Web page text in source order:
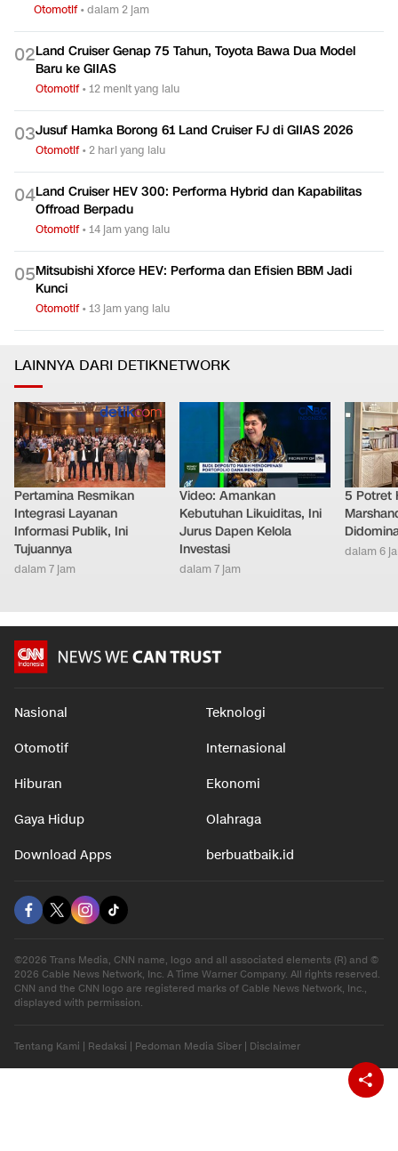
Otomotif•dalam 2 jam
02Land Cruiser Genap 75 Tahun, Toyota Bawa Dua Model
Baru ke GIIAS
Otomotif•12 menit yang lalu
03Jusuf Hamka Borong 61 Land Cruiser FJ di GIIAS 2026
Otomotif•2 hari yang lalu
04Land Cruiser HEV 300: Performa Hybrid dan Kapabilitas
Offroad Berpadu
Otomotif•14 jam yang lalu
05Mitsubishi Xforce HEV: Performa dan Efisien BBM Jadi
Kunci
Otomotif•13 jam yang lalu
LAINNYA DARI DETIKNETWORK
Pertamina Resmikan
Integrasi Layanan
Informasi Publik, Ini
Tujuannya
dalam 7 jam
Video: Amankan
Kebutuhan Likuiditas, Ini
Jurus Dapen Kelola
Investasi
dalam 7 jam
5 Potret
dalam 6
Nasional Teknologi
Otomotif Internasional
Hiburan Ekonomi
Gaya Hidup Olahraga
Download Apps berbuatbaik.id
©2026 Trans Media, CNN name, logo and all associated elements (R) and ©
2026 Cable News Network, Inc. A Time Warner Company. All rights reserved.
CNN and the CNN logo are registered marks of Cable News Network, Inc.,
displayed with permission.
Tentang Kami | Redaksi | Pedoman Media Siber | Disclaimer